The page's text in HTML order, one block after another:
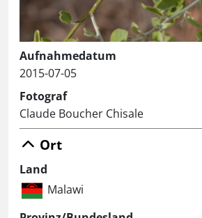
Aufnahmedatum
2015-07-05
Fotograf
Claude Boucher Chisale
Ort
Land
Malawi